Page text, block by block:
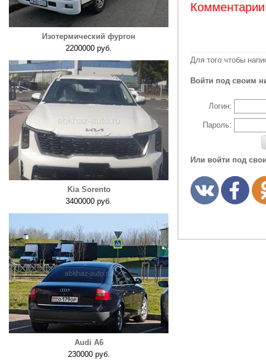
Изотермический фургон
2200000 руб.
Kia Sorento
3400000 руб.
Audi A6
230000 руб.
Для того чтобы
Войти под своим
Логин:
Пароль:
Или войти под